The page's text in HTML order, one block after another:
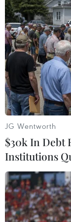
Nhà Gươl là
là chốn linh
gian nhà
truyền thống
mới, lễ ăn thề
Cơtu, Lễ
JG Wentworth
$30k In Debt
Institutions